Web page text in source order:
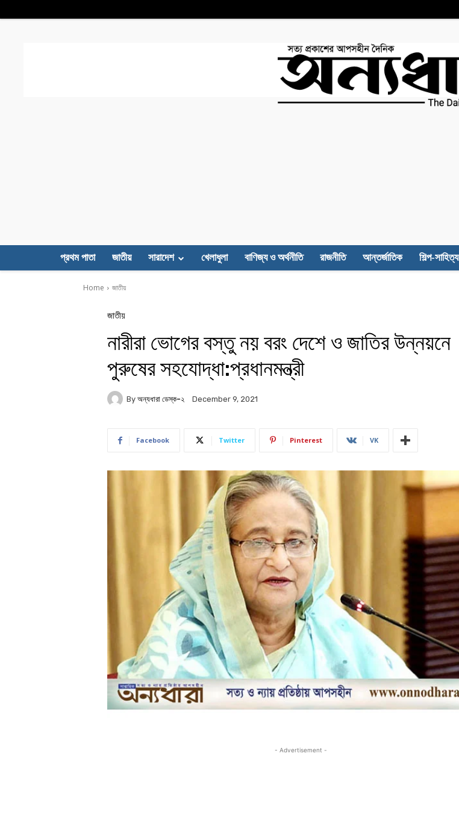
প্রথম পাতা জাতীয় সারাদেশ খেলাধুলা বাণিজ্য ও অর্থনীতি রাজনীতি আন্তর্জাতিক শিল্প-সাহিত্য
Home জাতীয়
জাতীয়
নারীরা ভোগের বস্তু নয় বরং দেশে ও জাতির উন্নয়নে
পুরুষের সহযোদ্ধা:প্রধানমন্ত্রী
By অন্যধারা ডেস্ক-২ December 9, 2021
Facebook Twitter Pinterest VK
- Advertisement -